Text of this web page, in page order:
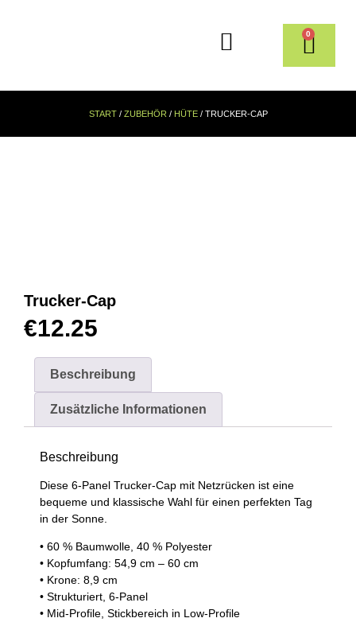
0
START/ ZUBEHÖR / HÜTE/ TRUCKER-CAP
Trucker-Cap
€12.25
Beschreibung
Zusätzliche Informationen
Beschreibung
Diese 6-Panel Trucker-Cap mit Netzrücken ist eine
bequeme und klassische Wahl für einen perfekten Tag
in der Sonne.
• 60 % Baumwolle, 40 % Polyester
• Kopfumfang: 54,9 cm – 60 cm
• Krone: 8,9 cm
• Strukturiert, 6-Panel
• Mid-Profile, Stickbereich in Low-Profile